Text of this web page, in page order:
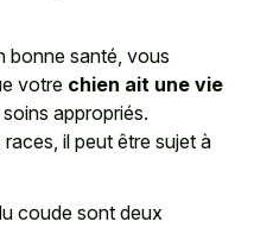
bonne santé, vous
votre chien ait une vie
appropriés.
il peut être sujet à
coude sont deux